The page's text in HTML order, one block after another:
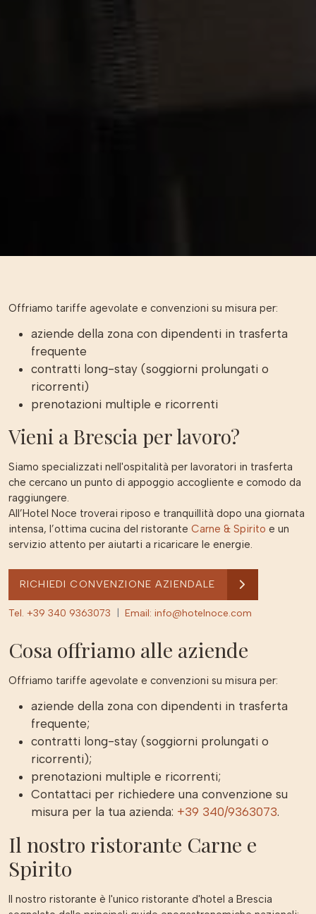
Offriamo tariffe agevolate e convenzioni su misura per:
aziende della zona con dipendenti in trasferta
frequente
contratti long-stay (soggiorni prolungati o
ricorrenti)
prenotazioni multiple e ricorrenti
Vieni a Brescia per lavoro?
Siamo specializzati nell'ospitalità per lavoratori in trasferta
che cercano un punto di appoggio accogliente e comodo da
raggiungere.
All’Hotel Noce troverai riposo e tranquillità dopo una giornata
intensa, l’ottima cucina del ristorante Carne & Spirito e un
servizio attento per aiutarti a ricaricare le energie.
RICHIEDI CONVENZIONE AZIENDALE
Tel. +39 340 9363073 Email: info@hotelnoce.com
Cosa offriamo alle aziende
Offriamo tariffe agevolate e convenzioni su misura per:
aziende della zona con dipendenti in trasferta
frequente;
contratti long-stay (soggiorni prolungati o
ricorrenti);
prenotazioni multiple e ricorrenti;
Contattaci per richiedere una convenzione su
misura per la tua azienda: +39 340/9363073.
Il nostro ristorante Carne e
Spirito
Il nostro ristorante è l'unico ristorante d'hotel a Brescia